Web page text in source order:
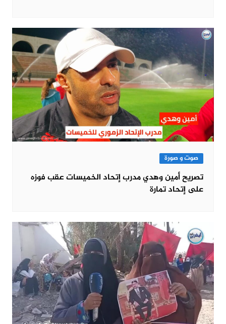
صوت و صورة
تصريح أمين وهدي مدرب إتحاد الخميسات عقب فوزه
على إتحاد تمارة